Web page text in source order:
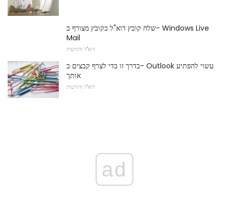
שלח קובץ דוא"ל כקובץ מצורף ב- Windows Live
Mail
דוא"ל והודעות
בדרך זו כדי לצרף קבצים ב- Outlook עשוי להפתיע
אותך
דוא"ל והודעות
ad